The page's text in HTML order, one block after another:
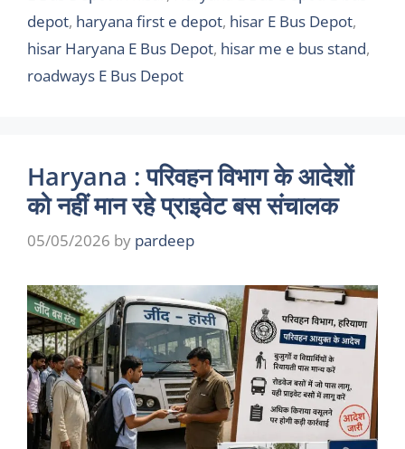
depot, haryana first e depot, hisar E Bus Depot,
hisar Haryana E Bus Depot, hisar me e bus stand,
roadways E Bus Depot
Haryana : परिवहन विभाग के आदेशों
को नहीं मान रहे प्राइवेट बस संचालक
05/05/2026 by pardeep